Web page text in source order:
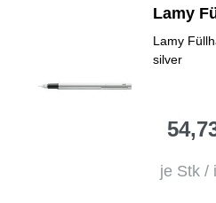
Lamy
Lamy
silver
je Stk /